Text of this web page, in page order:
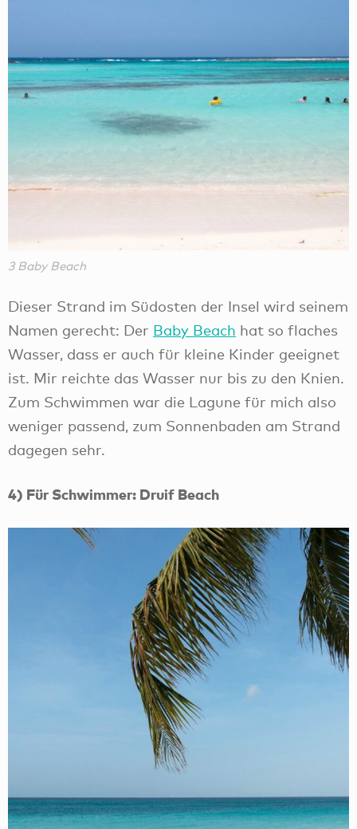
3 Baby Beach
Dieser Strand im Südosten der Insel wird seinem
Namen gerecht: Der Baby Beach hat so flaches
Wasser, dass er auch für kleine Kinder geeignet
ist. Mir reichte das Wasser nur bis zu den Knien.
Zum Schwimmen war die Lagune für mich also
weniger passend, zum Sonnenbaden am Strand
dagegen sehr.
4) Für Schwimmer: Druif Beach